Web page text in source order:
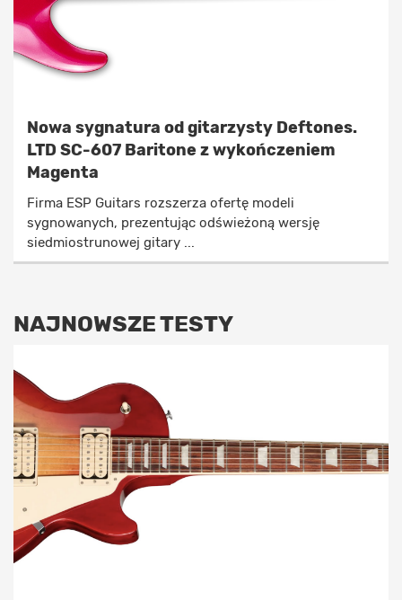
Nowa sygnatura od gitarzysty Deftones.
LTD SC-607 Baritone z wykończeniem
Magenta
Firma ESP Guitars rozszerza ofertę modeli
sygnowanych, prezentując odświeżoną wersję
siedmiostrunowej gitary ...
NAJNOWSZE TESTY